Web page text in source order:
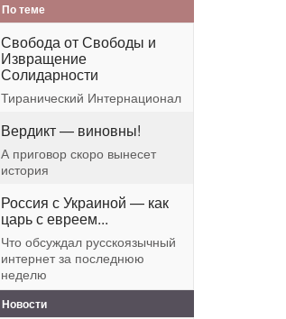
По теме
Свобода от Свободы и
Извращение
Солидарности
Тиранический Интернационал
Вердикт — виновны!
А приговор скоро вынесет
история
Россия с Украиной — как
царь с евреем...
Что обсуждал русскоязычный
интернет за последнюю
неделю
Новости